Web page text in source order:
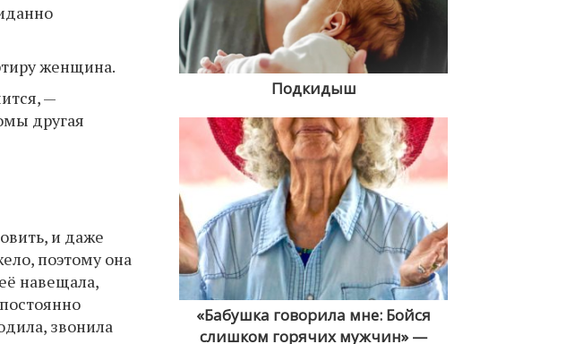
женщина.
—
другая
и даже
поэтому она
навещала,
звонила
Подкидыш
«Бабушка говорила мне: Бойся
слишком горячих мужчин» —